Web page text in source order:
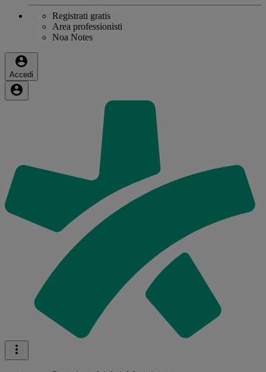
Registrati gratis
Area professionisti
Noa Notes
Accedi